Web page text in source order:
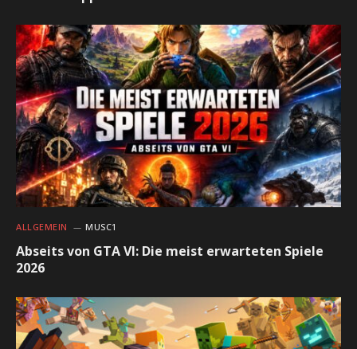
ALLGEMEIN MUSC1
Abseits von GTA VI: Die meist erwarteten Spiele
2026